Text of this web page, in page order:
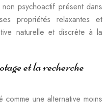
psychoactif présent dans
propriétés relaxantes et
naturelle et discrète à la
et la recherche
une alternative moins